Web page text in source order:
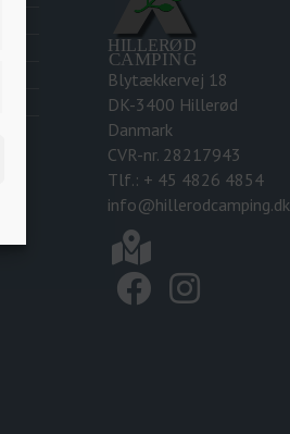
Blytækkervej 18
DK-3400 Hillerød
Danmark
CVR-nr. 28217943
Tlf.: + 45 4826 4854
info@hillerodcamping.dk